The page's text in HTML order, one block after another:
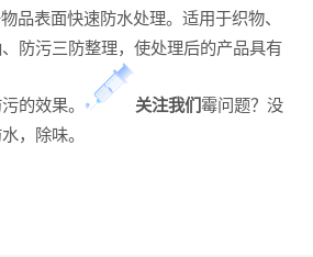
品表面快速防水处理。适用于织物、
防污三防整理，使处理后的产品具有
的效果。 关注我们霉问题？没
，除味。